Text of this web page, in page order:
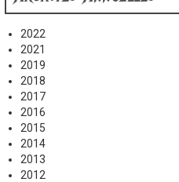
2022
2021
2019
2018
2017
2016
2015
2014
2013
2012